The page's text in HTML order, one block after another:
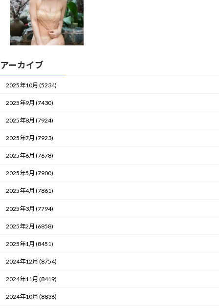
アーカイブ
2025年10月 (5234)
2025年9月 (7430)
2025年8月 (7924)
2025年7月 (7923)
2025年6月 (7678)
2025年5月 (7900)
2025年4月 (7861)
2025年3月 (7794)
2025年2月 (6858)
2025年1月 (8451)
2024年12月 (8754)
2024年11月 (8419)
2024年10月 (8836)